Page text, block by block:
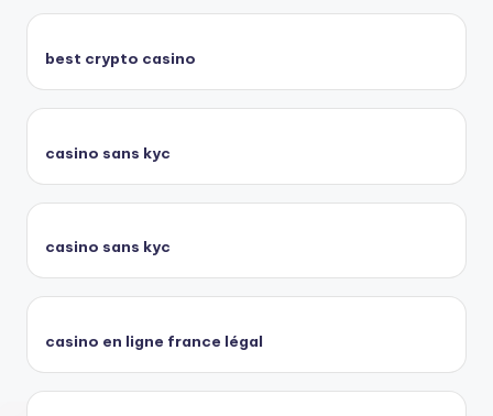
best crypto casino
casino sans kyc
casino sans kyc
casino en ligne france légal